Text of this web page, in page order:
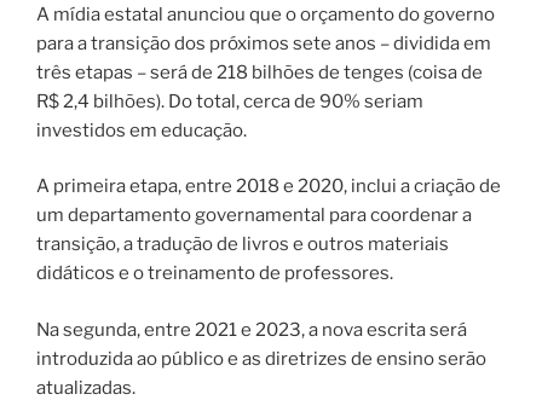
A mídia estatal anunciou que o orçamento do governo
para a transição dos próximos sete anos – dividida em
três etapas – será de 218 bilhões de tenges (coisa de
R$ 2,4 bilhões). Do total, cerca de 90% seriam
investidos em educação.
A primeira etapa, entre 2018 e 2020, inclui a criação de
um departamento governamental para coordenar a
transição, a tradução de livros e outros materiais
didáticos e o treinamento de professores.
Na segunda, entre 2021 e 2023, a nova escrita será
introduzida ao público e as diretrizes de ensino serão
atualizadas.